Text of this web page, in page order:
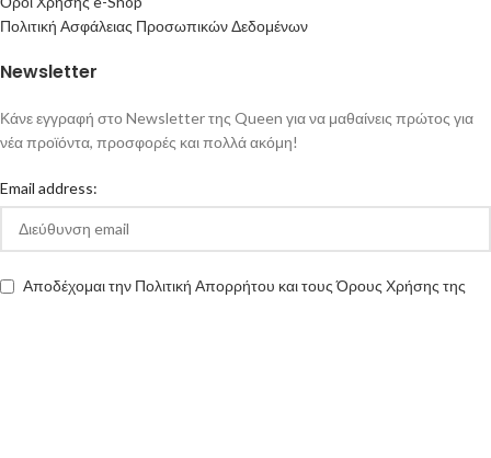
Πολιτική Ασφάλειας Προσωπικών Δεδομένων
Newsletter
Κάνε εγγραφή στο Newsletter της Queen για να μαθαίνεις πρώτος για
νέα προϊόντα, προσφορές και πολλά ακόμη!
Email address:
Αποδέχομαι την Πολιτική Απορρήτου και τους Όρους Χρήσης της